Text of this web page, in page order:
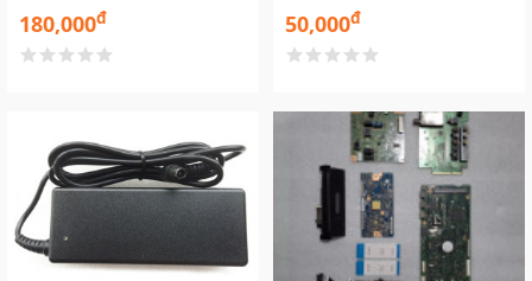
180,000đ 50,000đ